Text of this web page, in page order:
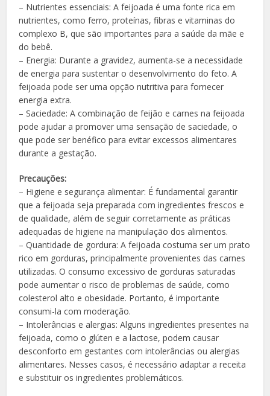
– Nutrientes essenciais: A feijoada é uma fonte rica em
nutrientes, como ferro, proteínas, fibras e vitaminas do
complexo B, que são importantes para a saúde da mãe e
do bebê.
– Energia: Durante a gravidez, aumenta-se a necessidade
de energia para sustentar o desenvolvimento do feto. A
feijoada pode ser uma opção nutritiva para fornecer
energia extra.
– Saciedade: A combinação de feijão e carnes na feijoada
pode ajudar a promover uma sensação de saciedade, o
que pode ser benéfico para evitar excessos alimentares
durante a gestação.
Precauções:
– Higiene e segurança alimentar: É fundamental garantir
que a feijoada seja preparada com ingredientes frescos e
de qualidade, além de seguir corretamente as práticas
adequadas de higiene na manipulação dos alimentos.
– Quantidade de gordura: A feijoada costuma ser um prato
rico em gorduras, principalmente provenientes das carnes
utilizadas. O consumo excessivo de gorduras saturadas
pode aumentar o risco de problemas de saúde, como
colesterol alto e obesidade. Portanto, é importante
consumi-la com moderação.
– Intolerâncias e alergias: Alguns ingredientes presentes na
feijoada, como o glúten e a lactose, podem causar
desconforto em gestantes com intolerâncias ou alergias
alimentares. Nesses casos, é necessário adaptar a receita
e substituir os ingredientes problemáticos.